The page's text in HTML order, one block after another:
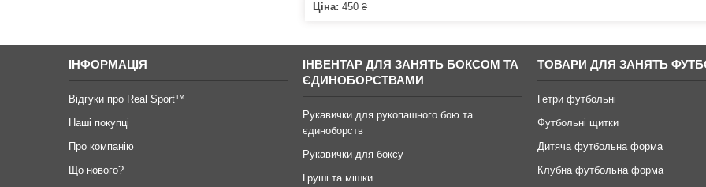
Ціна: 450 ₴
ІНФОРМАЦІЯ
Відгуки про Real Sport™
Наші покупці
Про компанію
Що нового?
ІНВЕНТАР ДЛЯ ЗАНЯТЬ БОКСОМ ТА
ЄДИНОБОРСТВАМИ
Рукавички для рукопашного бою та
єдиноборств
Рукавички для боксу
Груші та мішки
ТОВАРИ ДЛЯ ЗАНЯТЬ
Гетри футбольні
Футбольні щитки
Дитяча футбольна форма
Клубна футбольна форма